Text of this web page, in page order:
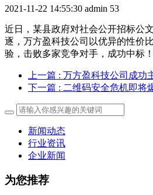
2021-11-22 14:55:30 admin 53
近日，某县政府对社会公开招标公
逐，万方盈科技公司以优异的性价
验，击败多家竞争对手，成功中标！
上一篇 : 万方盈科技公司成功
下一篇 : 二维码安全危机即将
新闻动态
行业资讯
企业新闻
为您推荐